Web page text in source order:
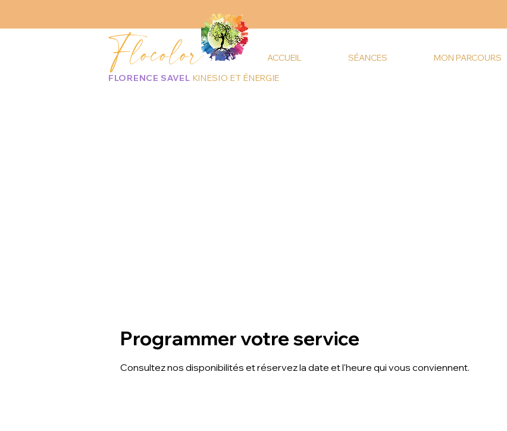
Flocolor ACCUEIL SÉANCES MON PARCOURS
FLORENCE SAVEL KINESIO ET ÉNERGIE
Programmer votre service
Consultez nos disponibilités et réservez la date et l'heure qui vous conviennent.